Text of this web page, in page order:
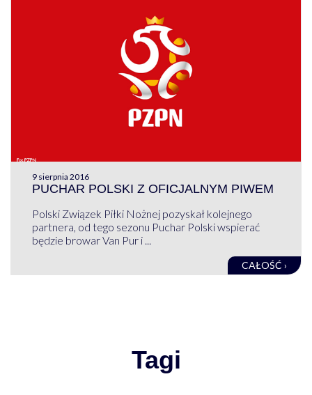
9 sierpnia 2016
PUCHAR POLSKI Z OFICJALNYM PIWEM
Polski Związek Piłki Nożnej pozyskał kolejnego
partnera, od tego sezonu Puchar Polski wspierać
będzie browar Van Pur i ...
CAŁOŚĆ ›
Tagi